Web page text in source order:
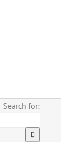
Search for: